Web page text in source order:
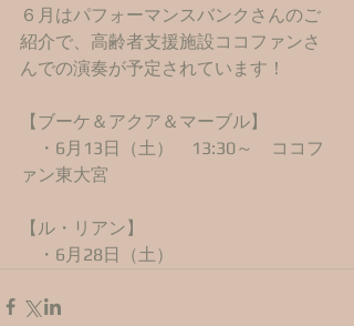
６月はパフォーマンスバンクさんのご
紹介で、高齢者支援施設ココファンさ
んでの演奏が予定されています！
【ブーケ＆アクア＆マーブル】
・6月13日（土）　13:30～　ココフ
ァン東大宮
【ル・リアン】
・6月28日（土）